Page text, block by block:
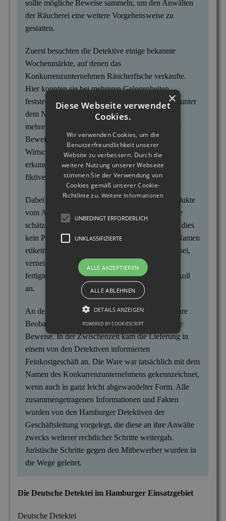
sollte mögliche Beweise sammeln, um den Anwälten
der Räucherei eine weitere Vorgehensweise zu
gestatten.
Zuerst besuchten die Detektive einige bekannte
Wochenmärkte, auf denen das
Konkurrenzunternehmen Räucherfische verkaufte.
Hier konnten sie bei mehreren Gelegenheiten
feststellen, dass die Verkäufer lauthals ihre Ware unter
dem Namen des Auftraggebers anpriesen. Bei
mehreren Gelegenheiten konnten die Ermittler so
Beweise sichern. Des Weiteren rief ein
Wirtschaftsdetektiv beim Mitbewerber an und
erkundigte sich nach Liefermöglichkeiten in sein
fiktives Spezialitätengeschäft.
Dabei erzählte er, dass er normalerweise die Produkte
vom Auftraggeber bezog und seine Kunden diese
schätzen. Am Telefon wurde ihm mitgeteilt, dass dies
kein Problem sei, da die Produkte unter diesem Namen
etikettiert werden. Gefragt, ob das kein Problem sei,
verneinte man dies. Der Mitarbeiter der Detektei
fertigte nach dem Telefonat ein Gedächtnisprotokoll
an.
An den folgenden Tagen konnten die Ermittler ihre
Beobachtungen fortsetzen und sammelten weitere
Beweise. In der Zwischenzeit kam die Lieferung in
einem von den Detektiven informierten
Feinkostgeschäft an. Die Ware war tatsächlich mit dem
Namen des Konkurrenzunternehmens gekennzeichnet,
wenn auch in ganz leicht abgewandelter Form. Alle
zusammengetragenen Informationen und Fakten
wurden von den Hamburger Detektiven der
Geschäftsleitung vorgelegt, die diese an ihre Anwälte
zwecks weiterer rechtlicher Schritte weitergab.
Juristische Schritte gegen den Mitbewerber wurden in
die Wege geleitet.
Die Deutsche Detektei im Hamburger Einsatzgebiet
Deutsche Detektei
×
Diese Webseite verwendet
Cookies.
Wir verwenden Cookies, um die
Benutzerfreundlichkeit unserer
Website zu verbessern. Durch die
weitere Nutzung unserer Webseite
stimmen Sie der Verwendung von
Cookies gemäß unserer Cookie-
Richtlinie zu. Weitere Informationen
UNBEDINGT ERFORDERLICH
UNKLASSIFIZIERTE
ALLE AKZEPTIEREN
ALLE ABLEHNEN
DETAILS ANZEIGEN
POWERED BY COOKIESCRIPT